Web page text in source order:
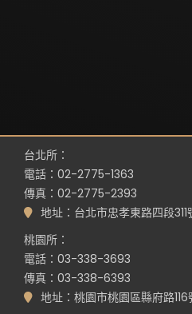
台北所：
電話：02-2775-1363
傳真：02-2775-2393
地址：台北市忠孝東路四段
桃園所：
電話：03-338-3693
傳真：03-338-6393
地址：桃園市桃園區縣府路116